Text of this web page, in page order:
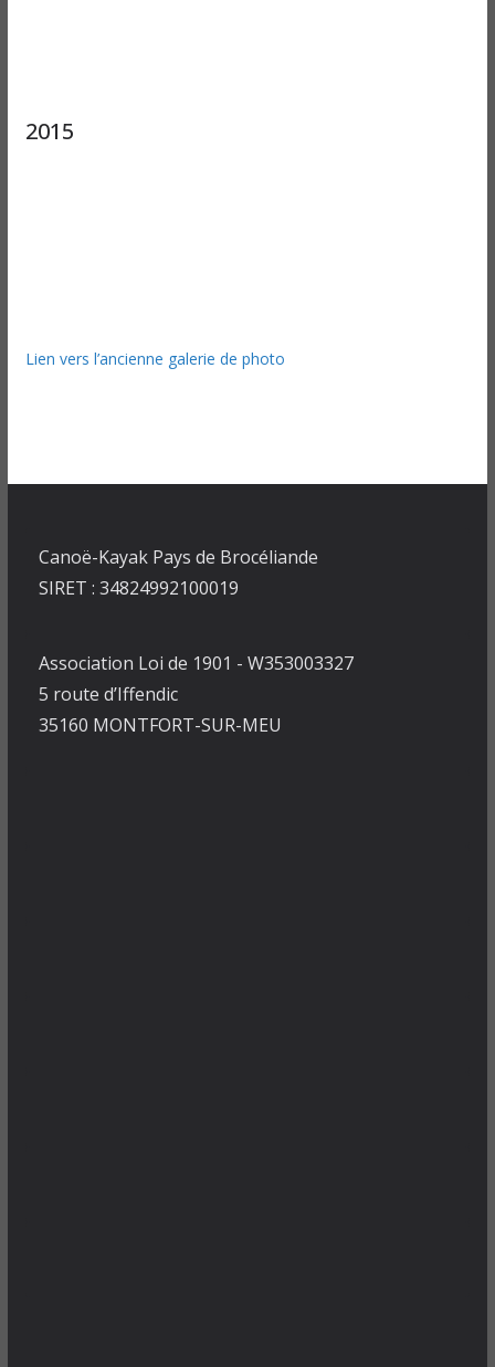
2015
Lien vers l’ancienne galerie de photo
Canoë-Kayak Pays de Brocéliande
SIRET : 34824992100019
Association Loi de 1901 - W353003327
5 route d’Iffendic
35160 MONTFORT-SUR-MEU